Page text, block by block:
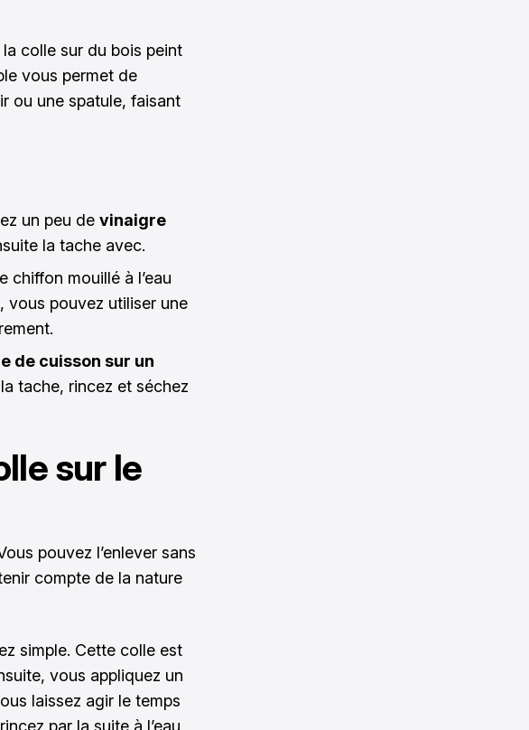
colle sur du bois peint
vous permet de
ou une spatule, faisant
un peu de vinaigre
la tache avec.
chiffon mouillé à l’eau
vous pouvez utiliser une
de cuisson sur un
tache, rincez et séchez
sur le
pouvez l’enlever sans
compte de la nature
simple. Cette colle est
vous appliquez un
laissez agir le temps
par la suite à l’eau